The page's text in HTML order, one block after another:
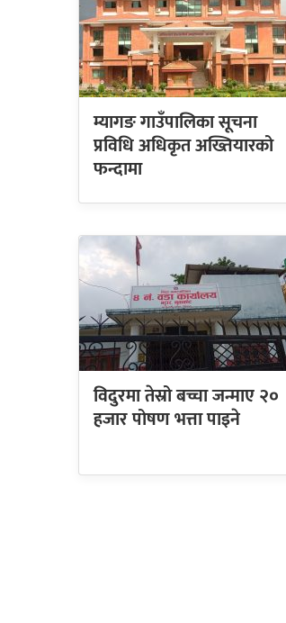
म्यागङ गाउँपालिका सूचना
प्रविधि अधिकृत अख्तियारको
फन्दामा
विदुरमा तेस्रो बच्चा जन्माए २०
हजार पोषण भत्ता पाइने